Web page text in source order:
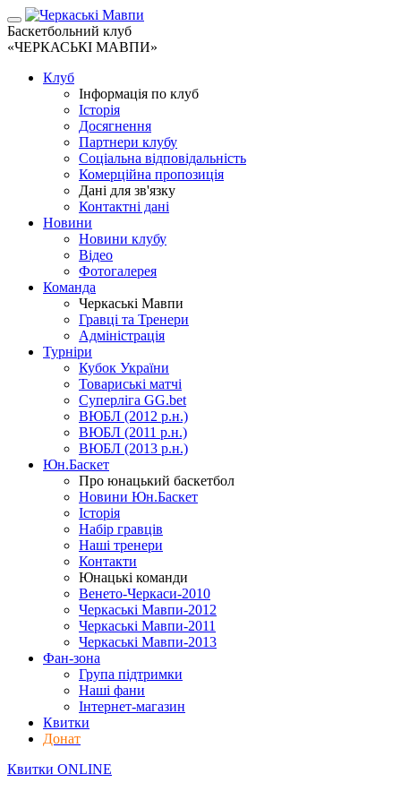
Баскетбольний клуб
«ЧЕРКАСЬКІ МАВПИ»
Клуб
Інформація по клуб
Історія
Досягнення
Партнери клубу
Соціальна відповідальність
Комерційна пропозиція
Дані для зв'язку
Контактні дані
Новини
Новини клубу
Відео
Фотогалерея
Команда
Черкаські Мавпи
Гравці та Тренери
Адміністрація
Турніри
Кубок України
Товариські матчі
Суперліга GG.bet
ВЮБЛ (2012 р.н.)
ВЮБЛ (2011 р.н.)
ВЮБЛ (2013 р.н.)
Юн.Баскет
Про юнацький баскетбол
Новини Юн.Баскет
Історія
Набір гравців
Наші тренери
Контакти
Юнацькі команди
Венето-Черкаси-2010
Черкаські Мавпи-2012
Черкаські Мавпи-2011
Черкаські Мавпи-2013
Фан-зона
Група підтримки
Наші фани
Інтернет-магазин
Квитки
Донат
Квитки ONLINE